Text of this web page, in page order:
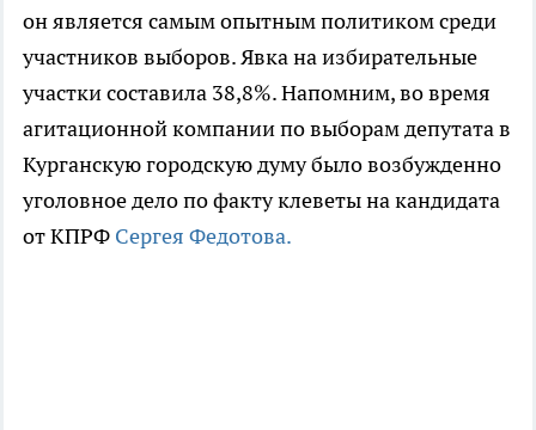
он является самым опытным политиком среди
участников выборов. Явка на избирательные
участки составила 38,8%. Напомним, во время
агитационной компании по выборам депутата в
Курганскую городскую думу было возбужденно
уголовное дело по факту клеветы на кандидата
от КПРФ Сергея Федотова.